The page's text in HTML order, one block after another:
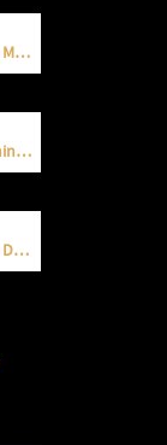
Domina Lady Phoenix in München – neue Termine
Miya Amanda Nyx – Domina in Berlin – Fetisch Institut
Madame Lynn in Mainz – Domina und Klinik